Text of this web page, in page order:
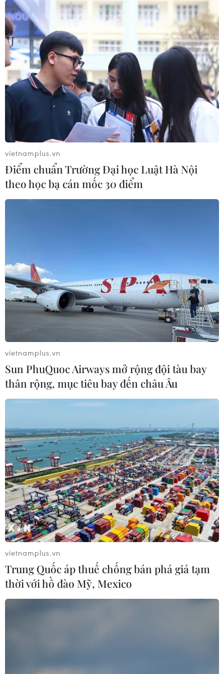
vietnamplus.vn
Điểm chuẩn Trường Đại học Luật Hà Nội
theo học bạ cán mốc 30 điểm
vietnamplus.vn
Sun PhuQuoc Airways mở rộng đội tàu bay
thân rộng, mục tiêu bay đến châu Âu
vietnamplus.vn
Trung Quốc áp thuế chống bán phá giá tạm
thời với hồ đào Mỹ, Mexico